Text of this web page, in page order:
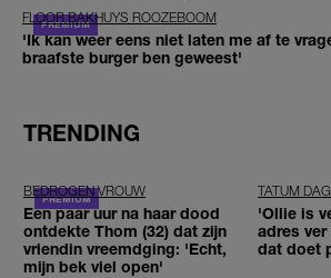
FLOOR BAKHUYS ROOZEBOOM
'Ik kan weer eens niet laten me af te
braafste burger ben geweest'
TRENDING
BEDROGEN VROUW
Een paar uur na haar dood
ontdekte Thom (32) dat zijn
vriendin vreemdging: 'Echt,
mijn bek viel open'
TATUM
'Ollie is
adres ver
dat doet